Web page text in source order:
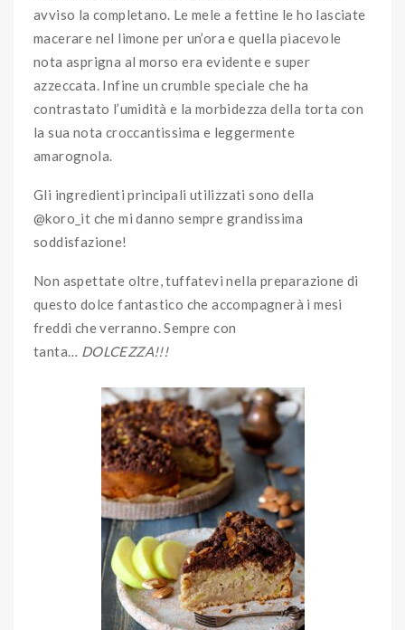
avviso la completano. Le mele a fettine le ho lasciate
macerare nel limone per un’ora e quella piacevole
nota asprigna al morso era evidente e super
azzeccata. Infine un crumble speciale che ha
contrastato l’umidità e la morbidezza della torta con
la sua nota croccantissima e leggermente
amarognola.
Gli ingredienti principali utilizzati sono della
@koro_it che mi danno sempre grandissima
soddisfazione!
Non aspettate oltre, tuffatevi nella preparazione di
questo dolce fantastico che accompagnerà i mesi
freddi che verranno. Sempre con
tanta… DOLCEZZA!!!